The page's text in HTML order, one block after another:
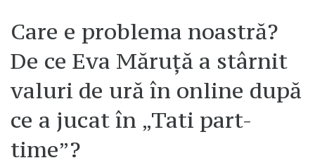
Care e problema noastră?
De ce Eva Măruță a stârnit
valuri de ură în online după
ce a jucat în „Tati part-
time”?